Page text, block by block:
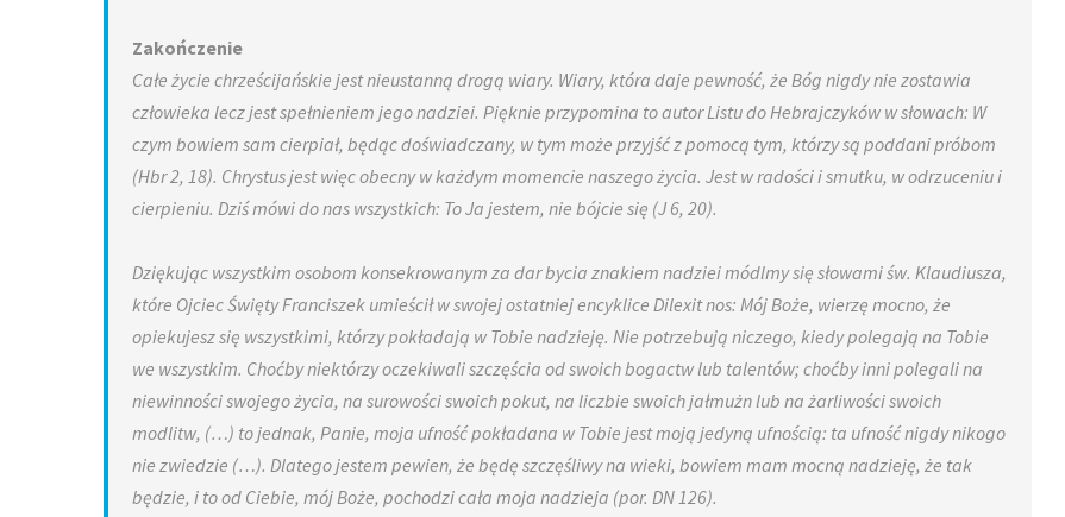
Zakończenie
Całe życie chrześcijańskie jest nieustanną drogą wiary. Wiary, która daje pewność, że Bóg nigdy nie zostawia
człowieka lecz jest spełnieniem jego nadziei. Pięknie przypomina to autor Listu do Hebrajczyków w słowach: W
czym bowiem sam cierpiał, będąc doświadczany, w tym może przyjść z pomocą tym, którzy są poddani próbom
(Hbr 2, 18). Chrystus jest więc obecny w każdym momencie naszego życia. Jest w radości i smutku, w odrzuceniu i
cierpieniu. Dziś mówi do nas wszystkich: To Ja jestem, nie bójcie się (J 6, 20).
Dziękując wszystkim osobom konsekrowanym za dar bycia znakiem nadziei módlmy się słowami św. Klaudiusza,
które Ojciec Święty Franciszek umieścił w swojej ostatniej encyklice Dilexit nos: Mój Boże, wierzę mocno, że
opiekujesz się wszystkimi, którzy pokładają w Tobie nadzieję. Nie potrzebują niczego, kiedy polegają na Tobie
we wszystkim. Choćby niektórzy oczekiwali szczęścia od swoich bogactw lub talentów; choćby inni polegali na
niewinności swojego życia, na surowości swoich pokut, na liczbie swoich jałmużn lub na żarliwości swoich
modlitw, (…) to jednak, Panie, moja ufność pokładana w Tobie jest moją jedyną ufnością: ta ufność nigdy nikogo
nie zwiedzie (…). Dlatego jestem pewien, że będę szczęśliwy na wieki, bowiem mam mocną nadzieję, że tak
będzie, i to od Ciebie, mój Boże, pochodzi cała moja nadzieja (por. DN 126).